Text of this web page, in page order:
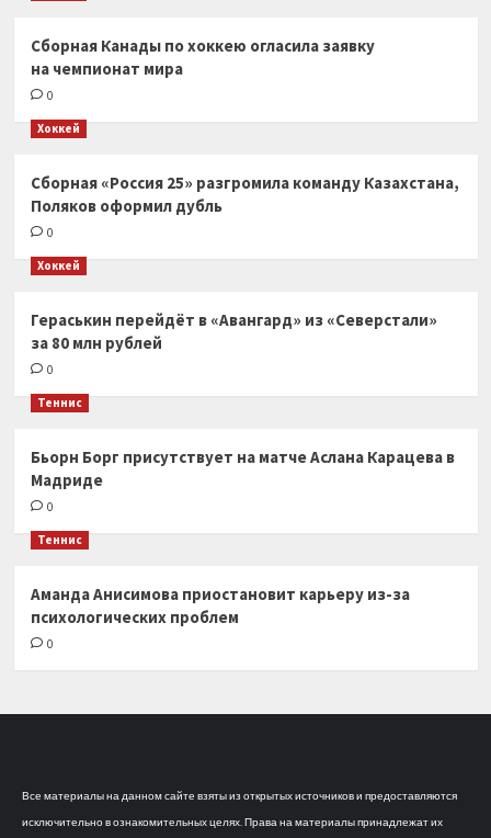
Сборная Канады по хоккею огласила заявку
на чемпионат мира
0
Хоккей
Сборная «Россия 25» разгромила команду Казахстана,
Поляков оформил дубль
0
Хоккей
Гераськин перейдёт в «Авангард» из «Северстали»
за 80 млн рублей
0
Теннис
Бьорн Борг присутствует на матче Аслана Карацева в
Мадриде
0
Теннис
Аманда Анисимова приостановит карьеру из-за
психологических проблем
0
Все материалы на данном сайте взяты из открытых источников и предоставляются
исключительно в ознакомительных целях. Права на материалы принадлежат их